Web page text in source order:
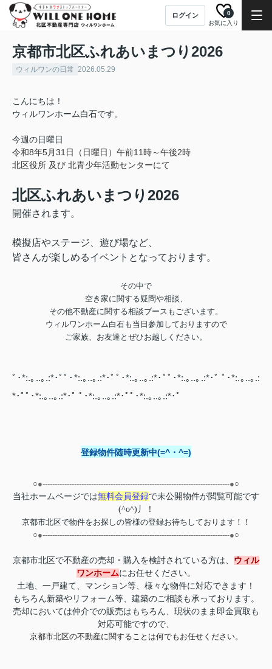
ログイン
お気に入り
0
京都市北区ふれあいまつり2026
ウィルワンの日常 2026.05.29
こんにちは！
ウィルワンホーム白石です。
今週の日曜日
令和8年5月31日（日曜日）午前11時～午後2時
北区役所 及び 北青少年活動センターにて
北区ふれあいまつり2026
開催されます。
模擬店やステージ、遊び場など、
皆さんが楽しめるイベントとなっております。
その中で
空き家に関する疑問や相談、
その他不動産に関する相談ブースもございます。
ウィルワンホーム白石も当日参加しておりますので
ご家族、お友達とぜひお越しください。
ﾟ･*:.｡..｡.:*･ﾟﾟ･*:.｡..｡.:*･ﾟﾟ･*:.｡..｡.:*･ﾟﾟ･*:.｡..｡.:*･ﾟ ﾟ･*:.｡..｡.:
*･ﾟﾟ･*:.｡..｡.:*･ﾟ ﾟ･*:.｡..｡.:*･ﾟﾟ･*:.｡..｡.:*･ﾟ
登録物件随時更新中(=^・^=)
○●-----------------------------------------------------------------------------●○
当社ホームページでは無料会員登録で未公開物件が閲覧可能です
(^o^)丿！
京都市北区で物件をお探しの皆様の登録お待ちしております！！
○●-----------------------------------------------------------------------------●○
京都市北区で不動産の売却・購入を検討されている方は、 ウィル
ワンホームにお任せください。
土地、一戸建て、マンション等、様々な物件に対応できます！
もちろん新築やリフォーム等、建築のご相談も承っております。
売却においては仲介での販売はもちろん、現状のまま即金買取も
対応可能ですので、
京都市北区の不動産に関することは何でもお任せください。